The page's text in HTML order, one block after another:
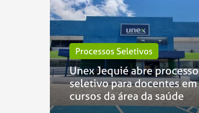
Processos Seletivos
Unex Jequié abre processo
seletivo para docentes em
cursos da área da saúde